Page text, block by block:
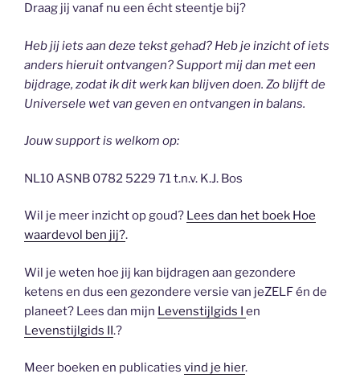
Draag jij vanaf nu een écht steentje bij?
Heb jij iets aan deze tekst gehad? Heb je inzicht of iets
anders hieruit ontvangen? Support mij dan met een
bijdrage, zodat ik dit werk kan blijven doen. Zo blijft de
Universele wet van geven en ontvangen in balans.
Jouw support is welkom op:
NL10 ASNB 0782 5229 71 t.n.v. K.J. Bos
Wil je meer inzicht op goud? Lees dan het boek Hoe
waardevol ben jij?.
Wil je weten hoe jij kan bijdragen aan gezondere
ketens en dus een gezondere versie van jeZELF én de
planeet? Lees dan mijn Levenstijlgids I en
Levenstijlgids II.?
Meer boeken en publicaties vind je hier.